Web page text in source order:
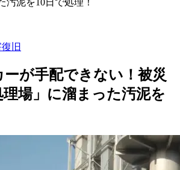
旧
が手配できない！被災
理場」に溜まった汚泥を